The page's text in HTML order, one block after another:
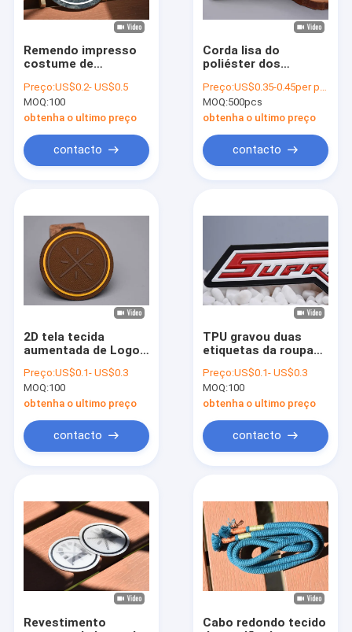
Para casa
Produtos
Remendo impresso
costume de
camisetas com
logotipo branco do
silicone
Preço:US$0.2- US$0.5
MOQ:100
obtenha o ultimo preço
contacto
Corda lisa do
poliéster dos
impressa com Matte
Black Silicone Logo
Preço:US$0.35-0.45per pcs
MOQ:500pcs
obtenha o ultimo preço
contacto
2D tela tecida
aumentada de Logo
Clothing Labels do
silicone
Preço:US$0.1- US$0.3
MOQ:100
obtenha o ultimo preço
contacto
TPU gravou duas
etiquetas da roupa
térmica da cor com
logotipo levantado
Preço:US$0.1- US$0.3
MOQ:100
obtenha o ultimo preço
contacto
Revestimento
Cabo redondo tecido